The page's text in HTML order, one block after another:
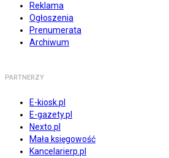
Reklama
Ogłoszenia
Prenumerata
Archiwum
PARTNERZY
E-kiosk.pl
E-gazety.pl
Nexto.pl
Mała księgowość
Kancelarierp.pl